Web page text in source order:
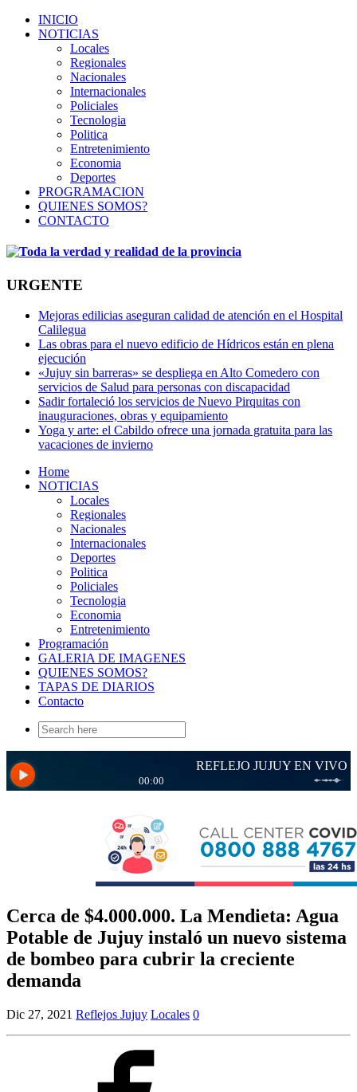
INICIO
NOTICIAS
Locales
Regionales
Nacionales
Internacionales
Policiales
Tecnologia
Politica
Entretenimiento
Economia
Deportes
PROGRAMACION
QUIENES SOMOS?
CONTACTO
URGENTE
Mejoras edilicias aseguran calidad de atención en el Hospital
Calilegua
Las obras para el nuevo edificio de Hídricos están en plena
ejecución
«Jujuy sin barreras» se despliega en Alto Comedero con
servicios de Salud para personas con discapacidad
Sadir fortaleció los servicios de Nuevo Pirquitas con
inauguraciones, obras y equipamiento
Yoga y arte: el Cabildo ofrece una jornada gratuita para las
vacaciones de invierno
Home
NOTICIAS
Locales
Regionales
Nacionales
Internacionales
Deportes
Politica
Policiales
Tecnologia
Economia
Entretenimiento
Programación
GALERIA DE IMAGENES
QUIENES SOMOS?
TAPAS DE DIARIOS
Contacto
Search
for:
Cerca de $4.000.000. La Mendieta: Agua
Potable de Jujuy instaló un nuevo sistema
de bombeo para cubrir la creciente
demanda
Dic 27, 2021 Reflejos Jujuy Locales 0